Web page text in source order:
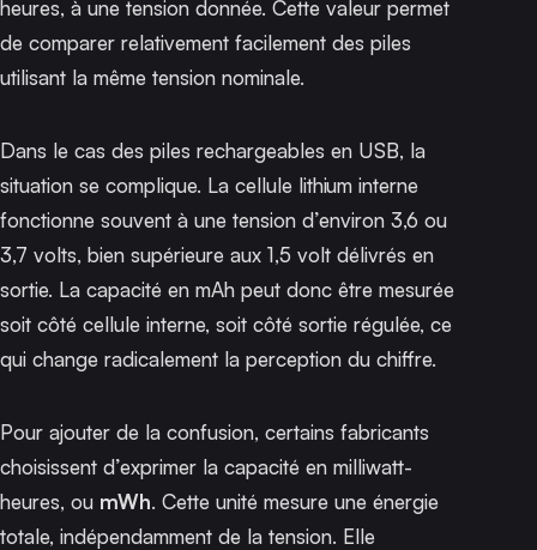
heures, à une tension donnée. Cette valeur permet
de comparer relativement facilement des piles
utilisant la même tension nominale.
Dans le cas des piles rechargeables en USB, la
situation se complique. La cellule lithium interne
fonctionne souvent à une tension d’environ 3,6 ou
3,7 volts, bien supérieure aux 1,5 volt délivrés en
sortie. La capacité en mAh peut donc être mesurée
soit côté cellule interne, soit côté sortie régulée, ce
qui change radicalement la perception du chiffre.
Pour ajouter de la confusion, certains fabricants
choisissent d’exprimer la capacité en milliwatt-
heures, ou mWh. Cette unité mesure une énergie
totale, indépendamment de la tension. Elle